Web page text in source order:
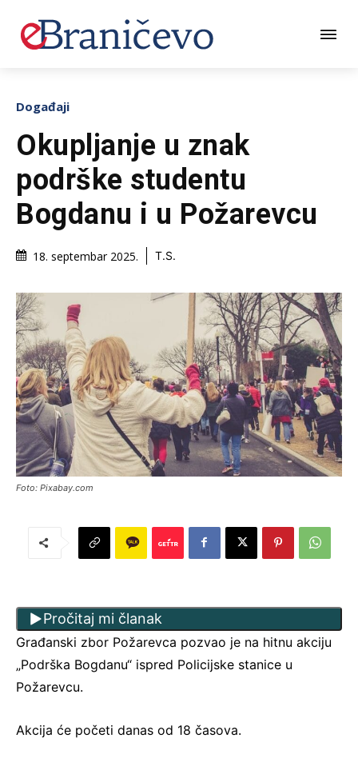
Događaji
Okupljanje u znak
podrške studentu
Bogdanu i u Požarevcu
18. septembar 2025. T.S.
Foto: Pixabay.com
Pročitaj mi članak
Građanski zbor Požarevca pozvao je na hitnu akciju
„Podrška Bogdanu“ ispred Policijske stanice u
Požarevcu.
Akcija će početi danas od 18 časova.